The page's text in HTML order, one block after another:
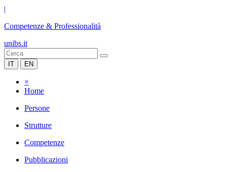
|
Competenze & Professionalità
unibs.it
IT EN
×
Home
Persone
Strutture
Competenze
Pubblicazioni